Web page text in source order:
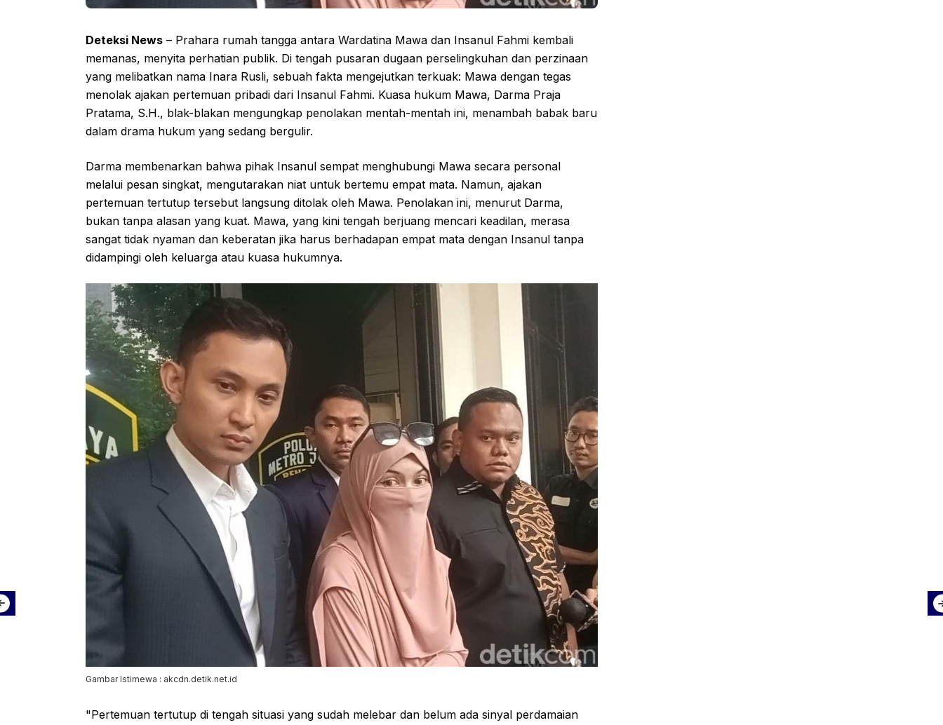
Deteksi News – Prahara rumah tangga antara Wardatina Mawa dan Insanul Fahmi kembali
memanas, menyita perhatian publik. Di tengah pusaran dugaan perselingkuhan dan perzinaan
yang melibatkan nama Inara Rusli, sebuah fakta mengejutkan terkuak: Mawa dengan tegas
menolak ajakan pertemuan pribadi dari Insanul Fahmi. Kuasa hukum Mawa, Darma Praja
Pratama, S.H., blak-blakan mengungkap penolakan mentah-mentah ini, menambah babak baru
dalam drama hukum yang sedang bergulir.
Darma membenarkan bahwa pihak Insanul sempat menghubungi Mawa secara personal
melalui pesan singkat, mengutarakan niat untuk bertemu empat mata. Namun, ajakan
pertemuan tertutup tersebut langsung ditolak oleh Mawa. Penolakan ini, menurut Darma,
bukan tanpa alasan yang kuat. Mawa, yang kini tengah berjuang mencari keadilan, merasa
sangat tidak nyaman dan keberatan jika harus berhadapan empat mata dengan Insanul tanpa
didampingi oleh keluarga atau kuasa hukumnya.
Gambar Istimewa : akcdn.detik.net.id
"Pertemuan tertutup di tengah situasi yang sudah melebar dan belum ada sinyal perdamaian